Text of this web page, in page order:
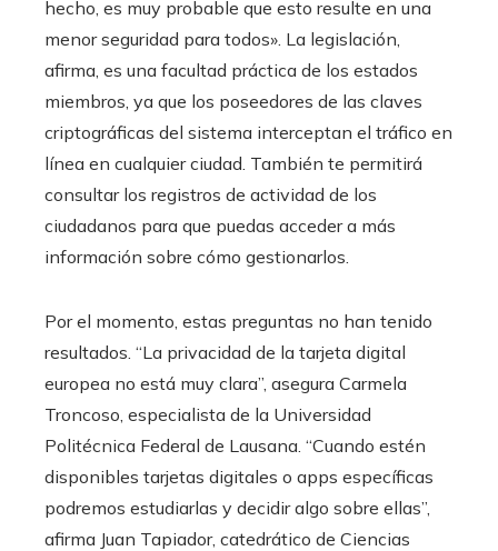
hecho, es muy probable que esto resulte en una
menor seguridad para todos». La legislación,
afirma, es una facultad práctica de los estados
miembros, ya que los poseedores de las claves
criptográficas del sistema interceptan el tráfico en
línea en cualquier ciudad. También te permitirá
consultar los registros de actividad de los
ciudadanos para que puedas acceder a más
información sobre cómo gestionarlos.
Por el momento, estas preguntas no han tenido
resultados. “La privacidad de la tarjeta digital
europea no está muy clara”, asegura Carmela
Troncoso, especialista de la Universidad
Politécnica Federal de Lausana. “Cuando estén
disponibles tarjetas digitales o apps específicas
podremos estudiarlas y decidir algo sobre ellas”,
afirma Juan Tapiador, catedrático de Ciencias